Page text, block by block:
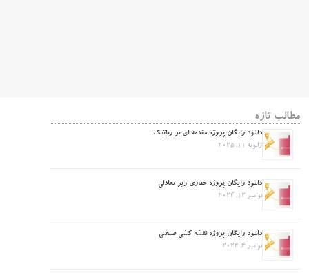
مطالب تازه
دانلود رایگان پروژه مقدمه ای بر رباتیک
ژانویه 11, 2025
دانلود رایگان پروژه حفاری زیر تعادلی
نوامبر 12, 2024
دانلود رایگان پروژه نقشه کشی صنعتی
نوامبر 4, 2024